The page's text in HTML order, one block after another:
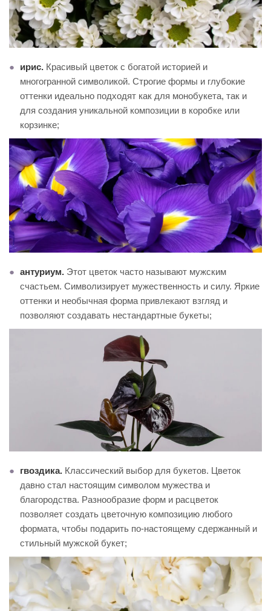
ирис. Красивый цветок с богатой историей и
многогранной символикой. Строгие формы и глубокие
оттенки идеально подходят как для монобукета, так и
для создания уникальной композиции в коробке или
корзинке;
антуриум. Этот цветок часто называют мужским
счастьем. Символизирует мужественность и силу. Яркие
оттенки и необычная форма привлекают взгляд и
позволяют создавать нестандартные букеты;
гвоздика. Классический выбор для букетов. Цветок
давно стал настоящим символом мужества и
благородства. Разнообразие форм и расцветок
позволяет создать цветочную композицию любого
формата, чтобы подарить по-настоящему сдержанный и
стильный мужской букет;